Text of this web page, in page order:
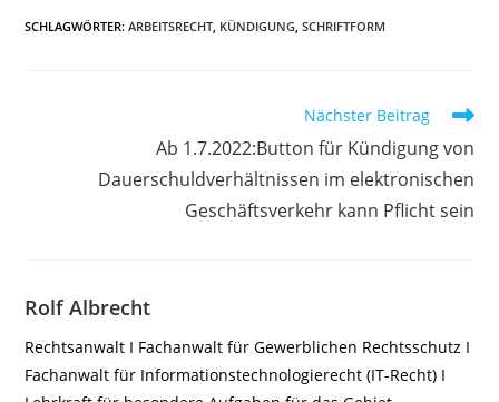
SCHLAGWÖRTER:ARBEITSRECHT KÜNDIGUNG SCHRIFTFORM
Nächster Beitrag
Ab 1.7.2022:Button für Kündigung von
Dauerschuldverhältnissen im elektronischen
Geschäftsverkehr kann Pflicht sein
Rolf Albrecht
Rechtsanwalt I Fachanwalt für Gewerblichen Rechtsschutz I
Fachanwalt für Informationstechnologierecht (IT-Recht) I